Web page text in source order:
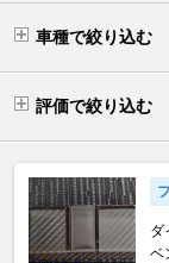
車種で絞り込む
評価で絞り込む
ダ
ベ